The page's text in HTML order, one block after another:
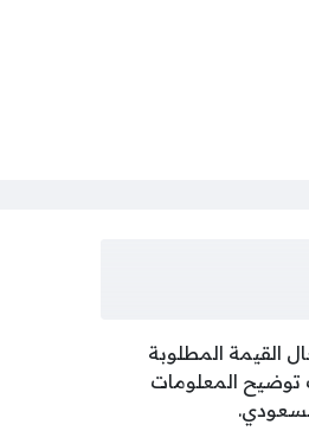
القيمة المطلوبة
توضيح المعلومات